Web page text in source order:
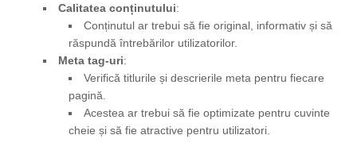
Calitatea conținutului:
Conținutul ar trebui să fie original, informativ și să
răspundă întrebărilor utilizatorilor.
Meta tag-uri:
Verifică titlurile și descrierile meta pentru fiecare
pagină.
Acestea ar trebui să fie optimizate pentru cuvinte
cheie și să fie atractive pentru utilizatori.